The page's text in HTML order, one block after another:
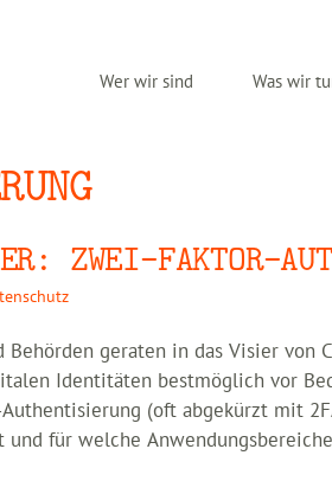
Wer wir sind Was wir
ZWEI-FAKTOR-
geraten in das Visier von
Identitäten bestmöglich vor
(oft abgekürzt mit
und für welche